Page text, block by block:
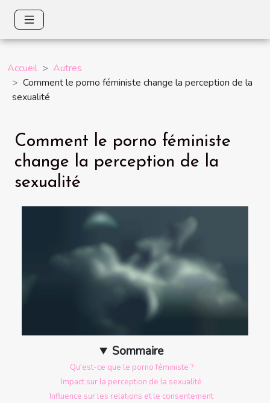
Accueil
Autres
Comment le porno féministe change la perception de la
sexualité
Comment le porno féministe
change la perception de la
sexualité
Sommaire
Qu'est-ce que le porno féministe ?
Impact sur la perception de la sexualité
Influence sur les relations et le consentement